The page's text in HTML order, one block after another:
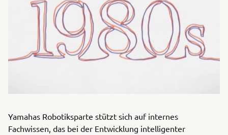
Yamahas Robotiksparte stützt sich auf internes
Fachwissen, das bei der Entwicklung intelligenter